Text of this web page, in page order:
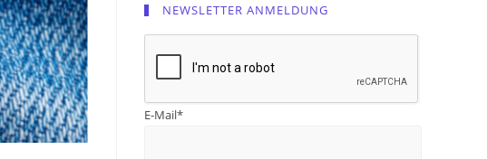
NEWSLETTER ANMELDUNG
E-Mail*